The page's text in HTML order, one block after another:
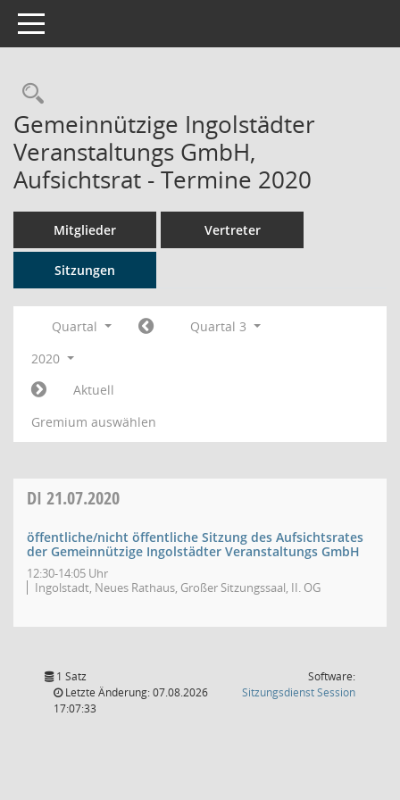
Toggle navigation
Rechercheauswahl
Gemeinnützige Ingolstädter
Veranstaltungs GmbH,
Aufsichtsrat - Termine 2020
Mitglieder Vertreter
Sitzungen
Quartal
Quartal 3
2020
Aktuell
Gremium auswählen
DI 21.07.2020
öffentliche/nicht öffentliche Sitzung des Aufsichtsrates
der Gemeinnützige Ingolstädter Veranstaltungs GmbH
12:30-14:05 Uhr
Ingolstadt, Neues Rathaus, Großer Sitzungssaal, II. OG
1 Satz
Letzte Änderung: 07.08.2026
17:07:33
Software:
SitzungsdienstSession(Wird in